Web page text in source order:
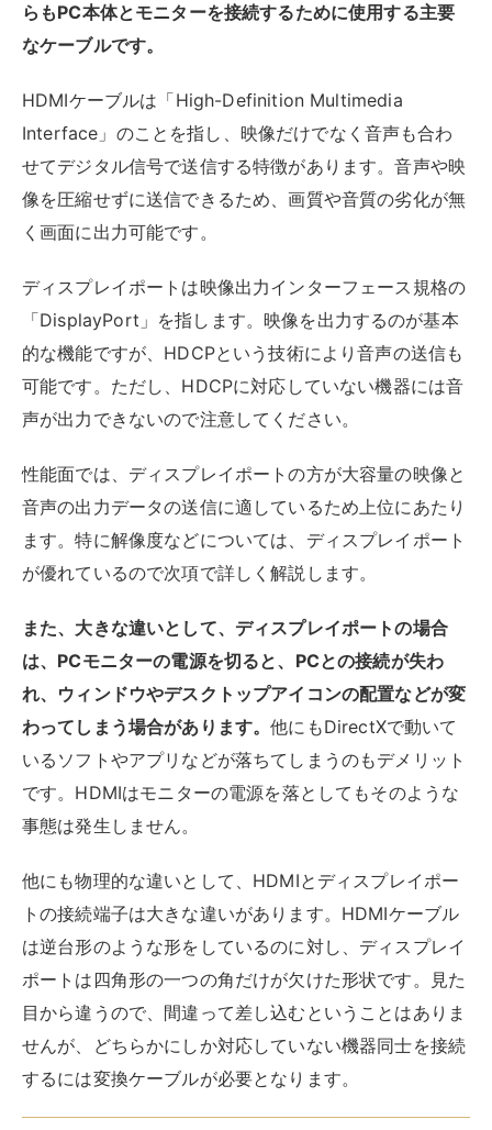
らもPC本体とモニターを接続するために使用する主要
なケーブルです。
HDMIケーブルは「High-Definition Multimedia
Interface」のことを指し、映像だけでなく音声も合わ
せてデジタル信号で送信する特徴があります。音声や映
像を圧縮せずに送信できるため、画質や音質の劣化が無
く画面に出力可能です。
ディスプレイポートは映像出力インターフェース規格の
「DisplayPort」を指します。映像を出力するのが基本
的な機能ですが、HDCPという技術により音声の送信も
可能です。ただし、HDCPに対応していない機器には音
声が出力できないので注意してください。
性能面では、ディスプレイポートの方が大容量の映像と
音声の出力データの送信に適しているため上位にあたり
ます。特に解像度などについては、ディスプレイポート
が優れているので次項で詳しく解説します。
また、大きな違いとして、ディスプレイポートの場合
は、PCモニターの電源を切ると、PCとの接続が失わ
れ、ウィンドウやデスクトップアイコンの配置などが変
わってしまう場合があります。他にもDirectXで動いて
いるソフトやアプリなどが落ちてしまうのもデメリット
です。HDMIはモニターの電源を落としてもそのような
事態は発生しません。
他にも物理的な違いとして、HDMIとディスプレイポー
トの接続端子は大きな違いがあります。HDMIケーブル
は逆台形のような形をしているのに対し、ディスプレイ
ポートは四角形の一つの角だけが欠けた形状です。見た
目から違うので、間違って差し込むということはありま
せんが、どちらかにしか対応していない機器同士を接続
するには変換ケーブルが必要となります。